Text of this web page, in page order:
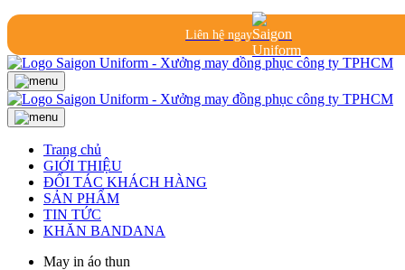
Liên hệ ngay
Trang chủ
GIỚI THIỆU
ĐỐI TÁC KHÁCH HÀNG
SẢN PHẨM
TIN TỨC
KHĂN BANDANA
May in áo thun